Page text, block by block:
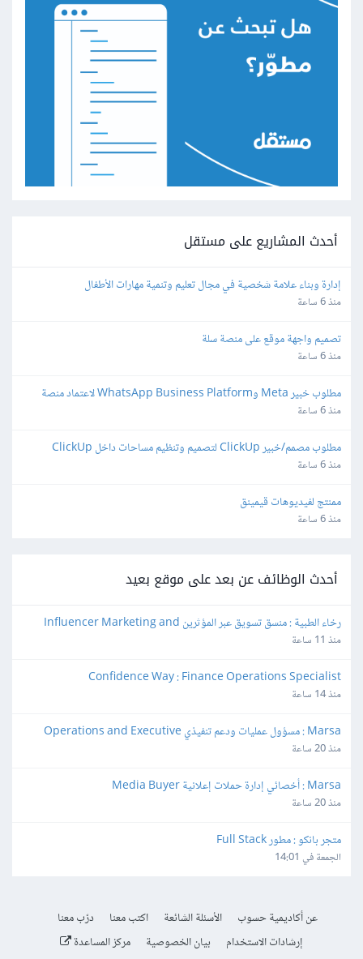
أحدث المشاريع على مستقل
إدارة وبناء علامة شخصية في مجال تعليم وتنمية مهارات الأطفال
منذ 6 ساعة
تصميم واجهة موقع على منصة سلة
منذ 6 ساعة
واتساب
منذ 6 ساعة
مطلوب مصمم/خبير ClickUp لتصميم وتنظيم مساحات داخل ClickUp
منذ 6 ساعة
ممنتج لفيديوهات قيمينق
منذ 6 ساعة
أحدث الوظائف عن بعد على موقع بعيد
Production Coordinator
منذ 11 ساعة
Confidence Way : Finance Operations Specialist
منذ 14 ساعة
Support Lead
منذ 20 ساعة
Marsa : أخصائي إدارة حملات إعلانية Media Buyer
منذ 20 ساعة
متجر بانكو : مطور Full Stack
الجمعة في 14:01
عن أكاديمية حسوب الأسئلة الشائعة اكتب معنا
درّب معنا
إرشادات الاستخدام
بيان الخصوصية مركز المساعدة